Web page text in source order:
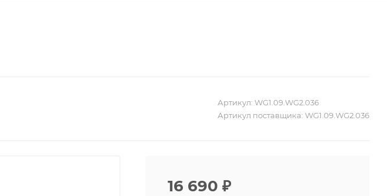
Артикул: WG1.09.WG2.036
Артикул поставщика: WG1.09.WG2.036
16 690 ₽